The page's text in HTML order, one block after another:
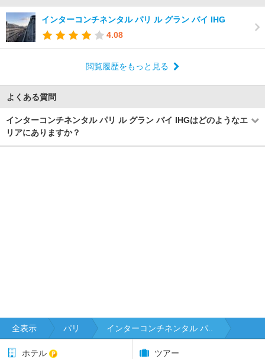
インターコンチネンタル パリ ル グラン バイ IHG
4.08
閲覧履歴をもっと見る
よくある質問
インターコンチネンタル パリ ル グラン バイ IHGはどのようなエ
リアにありますか？
全表示 パリ インターコンチネンタル パ..
ホテル ツアー